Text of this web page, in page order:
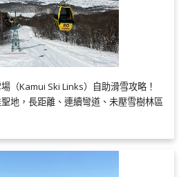
（Kamui Ski Links）自助滑雪攻略！
地，長距離、連續彎道、未壓雪樹林區